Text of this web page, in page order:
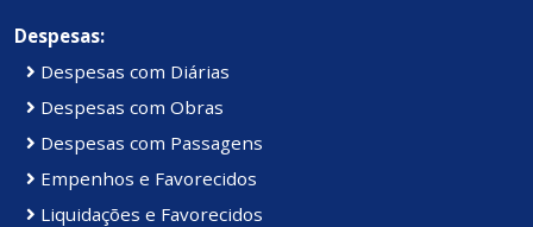
Despesas:
Despesas com Diárias
Despesas com Obras
Despesas com Passagens
Empenhos e Favorecidos
Liquidações e Favorecidos